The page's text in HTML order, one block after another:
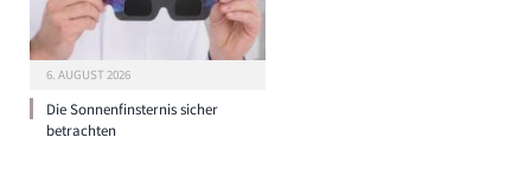
6. AUGUST 2026
Die Sonnenfinsternis sicher
betrachten